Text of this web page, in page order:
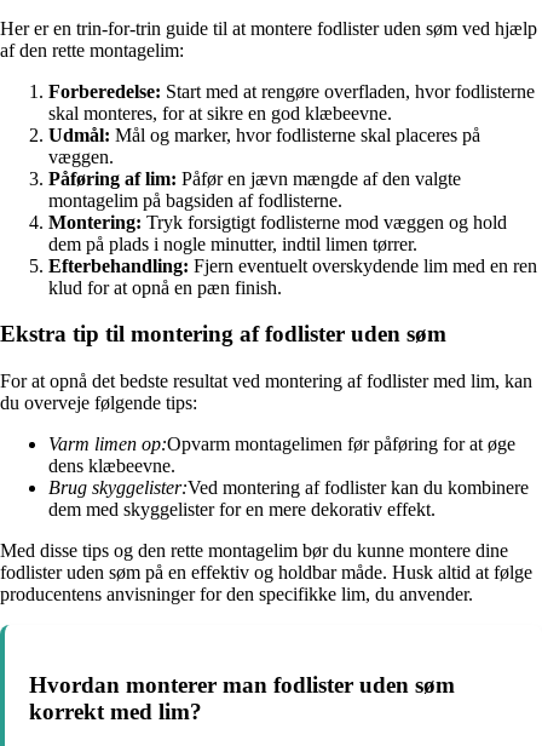
Her er en trin-for-trin guide til at montere fodlister uden søm ved hjælp
af den rette montagelim:
Forberedelse: Start med at rengøre overfladen, hvor fodlisterne
skal monteres, for at sikre en god klæbeevne.
Udmål: Mål og marker, hvor fodlisterne skal placeres på
væggen.
Påføring af lim: Påfør en jævn mængde af den valgte
montagelim på bagsiden af fodlisterne.
Montering: Tryk forsigtigt fodlisterne mod væggen og hold
dem på plads i nogle minutter, indtil limen tørrer.
Efterbehandling: Fjern eventuelt overskydende lim med en ren
klud for at opnå en pæn finish.
Ekstra tip til montering af fodlister uden søm
For at opnå det bedste resultat ved montering af fodlister med lim, kan
du overveje følgende tips:
Varm limen op:Opvarm montagelimen før påføring for at øge
dens klæbeevne.
Brug skyggelister:Ved montering af fodlister kan du kombinere
dem med skyggelister for en mere dekorativ effekt.
Med disse tips og den rette montagelim bør du kunne montere dine
fodlister uden søm på en effektiv og holdbar måde. Husk altid at følge
producentens anvisninger for den specifikke lim, du anvender.
Hvordan monterer man fodlister uden søm
korrekt med lim?